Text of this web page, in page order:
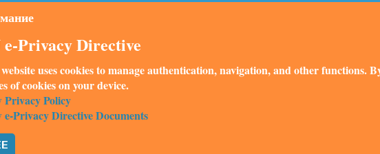
e-Privacy Directive
uses cookies to manage authentication, navigation, and other functions.
of cookies on your device.
Privacy Policy
e-Privacy Directive Documents